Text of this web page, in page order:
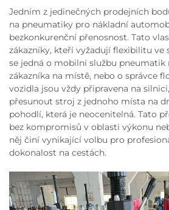
Jedním z jedinečných prodejních
na pneumatiky pro nákladní
bezkonkurenční přenosnost. Tato
zákazníky, kteří vyžadují flexibilitu ve
se jedná o mobilní službu
zákazníka na místě, nebo o správce
vozidla jsou vždy připravena na
přesunout stroj z jednoho místa na
pohodlí, která je neocenitelná. Tato
bez kompromisů v oblasti výkonu
něj činí vynikající volbu pro
dokonalost na cestách.